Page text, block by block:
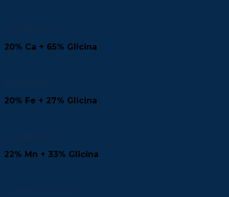
20% Ca + 65% Glicina
20% Fe + 27% Glicina
22% Mn + 33% Glicina